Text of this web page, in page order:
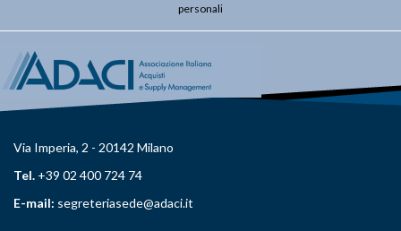
personali
Via Imperia, 2 - 20142 Milano
Tel. +39 02 400 724 74
E-mail: segreteriasede@adaci.it